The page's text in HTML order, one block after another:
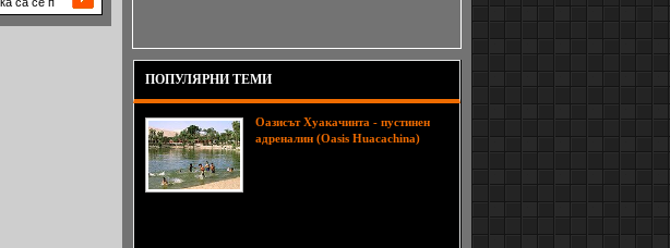
ПОПУЛЯРНИ ТЕМИ
Oазисът Хуакачинта - пустинен
адреналин (Oasis Huacachina)